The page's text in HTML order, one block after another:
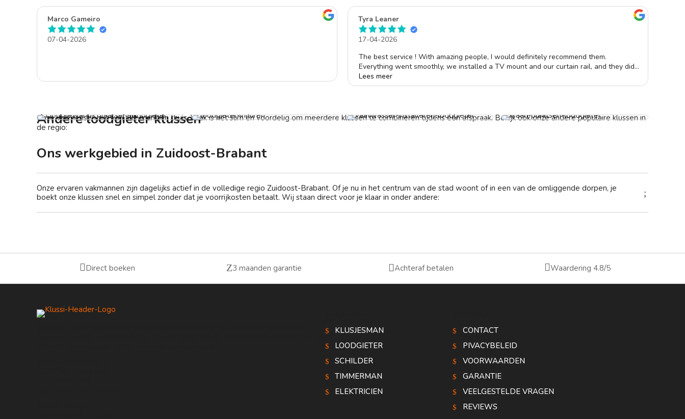
Marco Gameiro
07-04-2026
Tyra Leaner
17-04-2026
The best service ! With amazing people, I would definitely recommend them.
Everything went smoothly, we installed a TV mount and our curtain rail, and they did
such a great job.🙏🏾
Will definitely be using Klussi for good🤗!
Lees meer
Andere loodgieter klussen
Onze vakmensen zijn van alle markten thuis. Vaak is het slim én voordelig om meerdere klussen te combineren tijdens één afspraak. Bekijk ook onze andere populaire klussen in
de regio:
Ons werkgebied in Zuidoost-Brabant
Onze ervaren vakmannen zijn dagelijks actief in de volledige regio Zuidoost-Brabant. Of je nu in het centrum van de stad woont of in een van de omliggende dorpen, je
boekt onze klussen snel en simpel zonder dat je voorrijkosten betaalt. Wij staan direct voor je klaar in onder andere:
Direct boeken Z3 maanden garantie Achteraf betalen Waardering 4.8/5
KLUSJESMAN
LOODGIETER
SCHILDER
TIMMERMAN
ELEKTRICIEN
CONTACT
PIVACYBELEID
VOORWAARDEN
GARANTIE
VEELGESTELDE VRAGEN
REVIEWS